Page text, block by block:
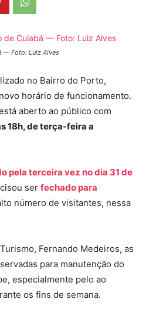
— Foto: Luiz Alves
no Bairro do Porto,
horário de funcionamento.
aberto ao público com
18h, de terça-feira a
pela terceira vez no dia 31 de
ser fechado para
número de visitantes, nessa
Fernando Medeiros, as
para manutenção do
especialmente pelo ao
os fins de semana.